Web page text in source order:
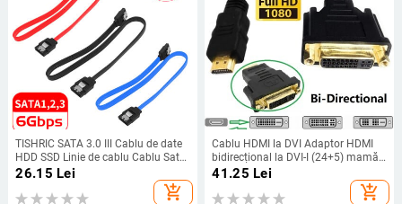
TISHRIC SATA 3.0 III Cablu de date
HDD SSD Linie de cablu Cablu Sata
7Pin 6Gbps 40CM Cablu drept
dublu pentru dispozitiv SATA
26.15 Lei
add_shopping_cart
Cablu HDMI la DVI Adaptor HDMI
bidirecțional la DVI-I (24+5) mamă
1080P Convertor DVI la HDMI
compatibil cu comutatorul PS5
41.25 Lei
add_shopping_cart